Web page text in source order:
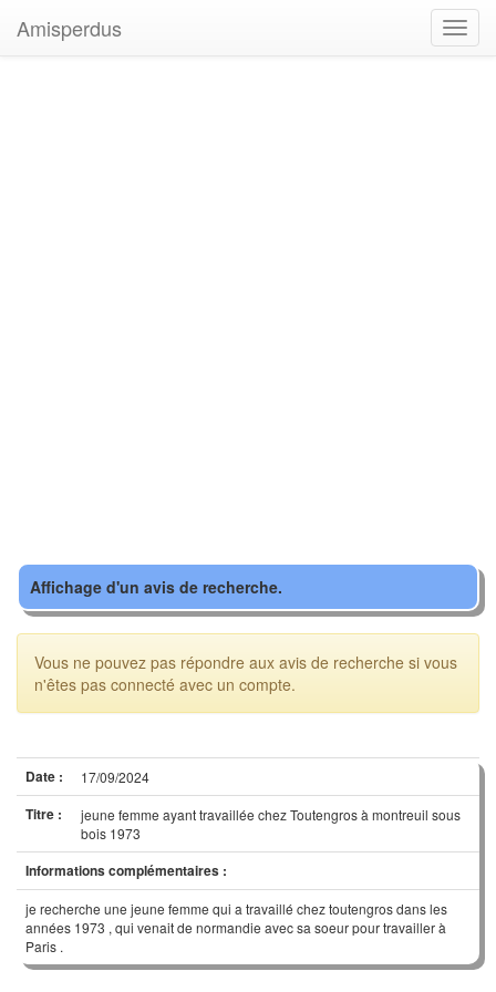
Amisperdus
Affichage d'un avis de recherche.
Vous ne pouvez pas répondre aux avis de recherche si vous
n'êtes pas connecté avec un compte.
Date : 17/09/2024
Titre :
jeune femme ayant travaillée chez Toutengros à montreuil sous
bois 1973
Informations complémentaires :
je recherche une jeune femme qui a travaillé chez toutengros dans les
années 1973 , qui venait de normandie avec sa soeur pour travailler à
Paris .